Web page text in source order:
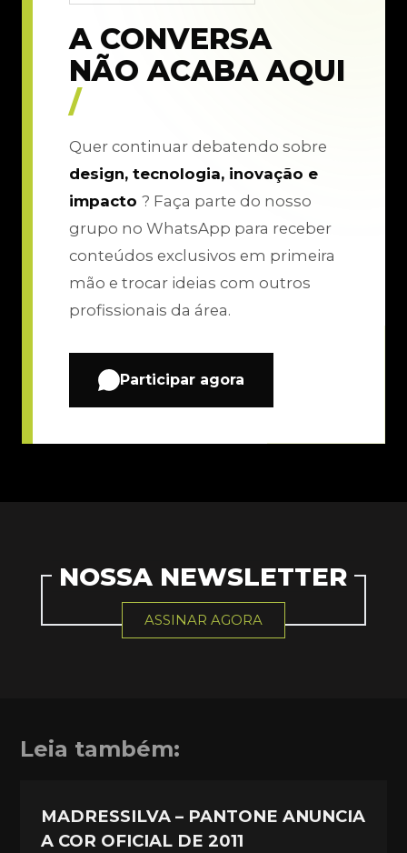
A CONVERSA
NÃO ACABA AQUI
/
Quer continuar debatendo sobre
design, tecnologia, inovação e
impacto ? Faça parte do nosso
grupo no WhatsApp para receber
conteúdos exclusivos em primeira
mão e trocar ideias com outros
profissionais da área.
Participar agora
NOSSA NEWSLETTER
ASSINAR AGORA
Leia também:
MADRESSILVA – PANTONE ANUNCIA
A COR OFICIAL DE 2011